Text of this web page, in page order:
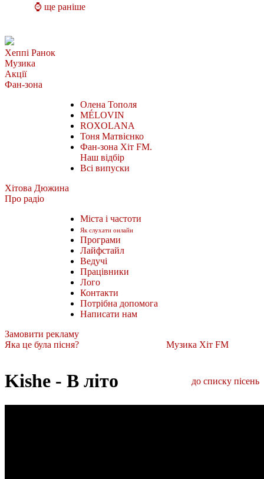
⌚ ще раніше
Хеппі Ранок
Музика
Акції
Фан-зона
Олена Тополя
MÉLOVIN
ROXOLANA
Тоня Матвієнко
Фан-зона Хіт FM.
Наш відбір
Всі випуски
Хітова Дюжина
Про радіо
Міста і частоти
Як слухати онлайн
Програми
Лайфстайл
Ведучі
Працівники
Лого
Контакти
Потрібна допомога
Написати нам
Замовити рекламу
Яка це була пісня?
Музика Хіт FM
Kishe - В літо до списку пісень